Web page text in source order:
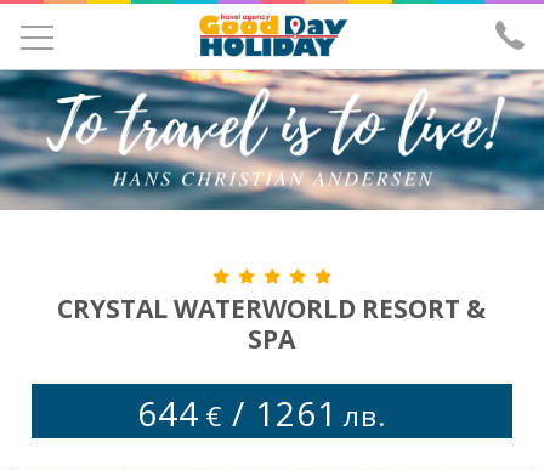
УЧЕНИЧЕСКИ ЕКСКУРЗИИ
ЕКСКУРЗИИ
ПОЧИВКИ
ХОТЕЛИ
CRYSTAL WATERWORLD RESORT &
SPA
644 € / 1261 лв.